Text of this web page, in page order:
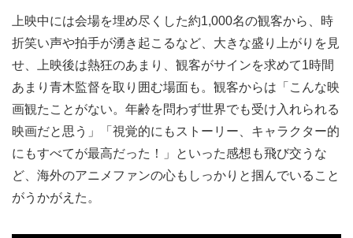
上映中には会場を埋め尽くした約1,000名の観客から、時
折笑い声や拍手が湧き起こるなど、大きな盛り上がりを見
せ、上映後は熱狂のあまり、観客がサインを求めて1時間
あまり青木監督を取り囲む場面も。観客からは「こんな映
画観たことがない。年齢を問わず世界でも受け入れられる
映画だと思う」「視覚的にもストーリー、キャラクター的
にもすべてが最高だった！」といった感想も飛び交うな
ど、海外のアニメファンの心もしっかりと掴んでいること
がうかがえた。